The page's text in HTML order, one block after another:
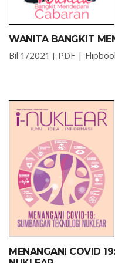
WANITA BANGKIT
Bil 1/2021 [ PDF |
MENANGANI COVID